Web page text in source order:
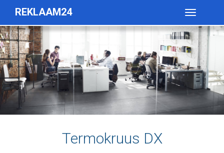
REKLAAM24
Toggle
Termokruus DX